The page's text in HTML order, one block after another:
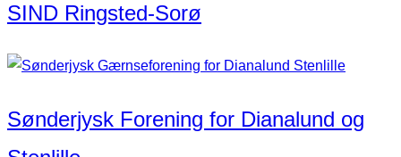
SIND Ringsted-Sorø
Sønderjysk Forening for Dianalund og